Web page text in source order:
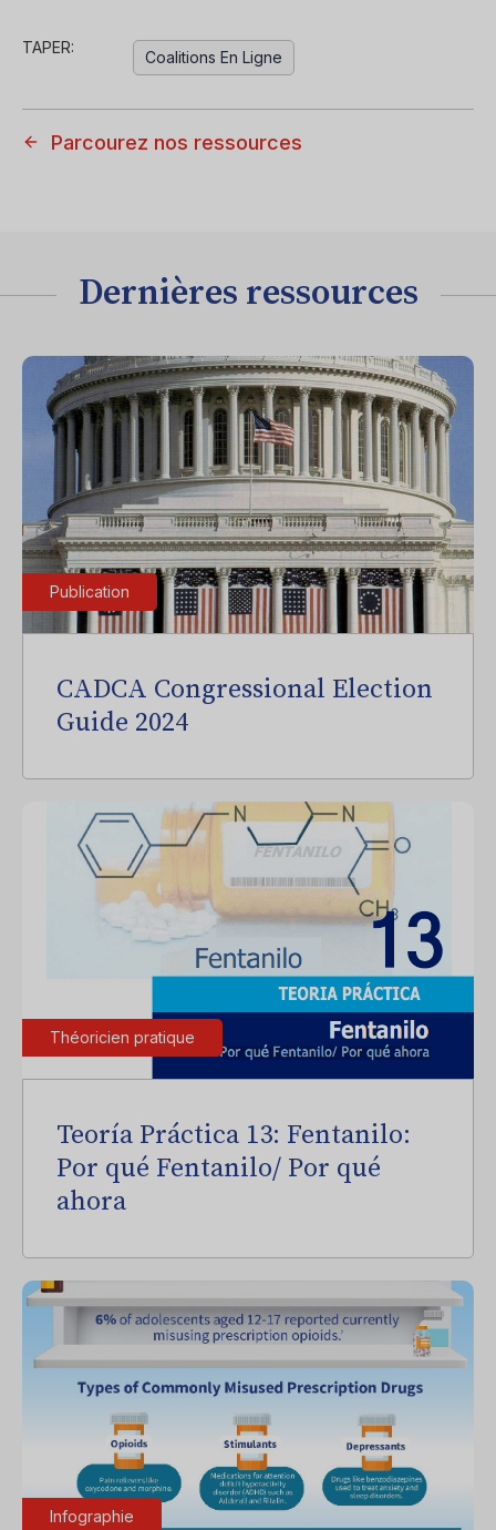
TAPER:
Coalitions En Ligne
Parcourez nos ressources
Dernières ressources
Publication
CADCA Congressional Election
Guide 2024
Théoricien pratique
Teoría Práctica 13: Fentanilo:
Por qué Fentanilo/ Por qué
ahora
Infographie